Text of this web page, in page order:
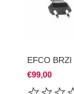
EFCO
€99,00